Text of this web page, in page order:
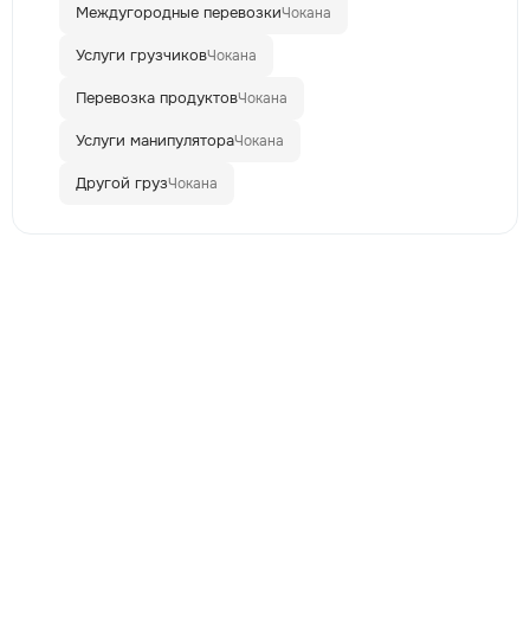
Междугородные перевозкиЧокана
Услуги грузчиковЧокана
Перевозка продуктовЧокана
Услуги манипулятораЧокана
Другой грузЧокана